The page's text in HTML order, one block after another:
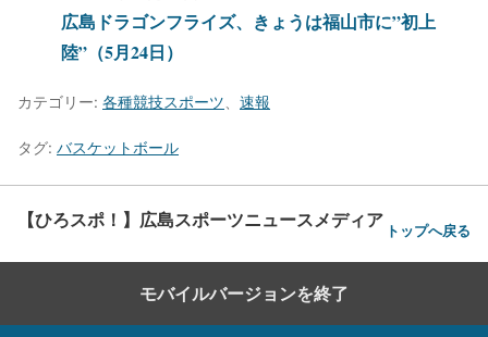
広島ドラゴンフライズ、きょうは福山市に”初上
陸”（5月24日）
カテゴリー: 各種競技スポーツ 速報
タグ: バスケットボール
【ひろスポ！】広島スポーツニュースメディア トップへ戻る
モバイルバージョンを終了